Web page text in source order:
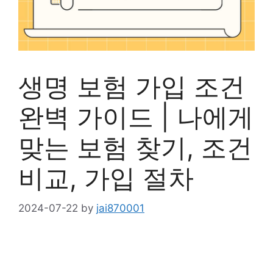
생명 보험 가입 조건
완벽 가이드 | 나에게
맞는 보험 찾기, 조건
비교, 가입 절차
2024-07-22 by jai870001